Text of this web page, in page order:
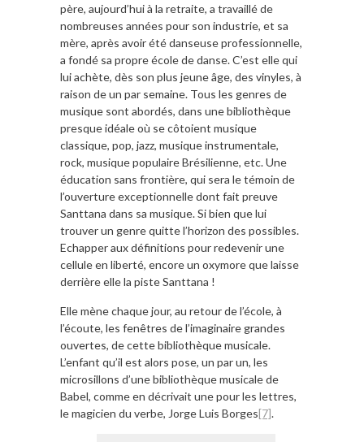
père, aujourd’hui à la retraite, a travaillé de
nombreuses années pour son industrie, et sa
mère, après avoir été danseuse professionnelle,
a fondé sa propre école de danse. C’est elle qui
lui achète, dès son plus jeune âge, des vinyles, à
raison de un par semaine. Tous les genres de
musique sont abordés, dans une bibliothèque
presque idéale où se côtoient musique
classique, pop, jazz, musique instrumentale,
rock, musique populaire Brésilienne, etc. Une
éducation sans frontière, qui sera le témoin de
l’ouverture exceptionnelle dont fait preuve
Santtana dans sa musique. Si bien que lui
trouver un genre quitte l’horizon des possibles.
Echapper aux définitions pour redevenir une
cellule en liberté, encore un oxymore que laisse
derrière elle la piste Santtana !
Elle mène chaque jour, au retour de l’école, à
l’écoute, les fenêtres de l’imaginaire grandes
ouvertes, de cette bibliothèque musicale.
L’enfant qu’il est alors pose, un par un, les
microsillons d’une bibliothèque musicale de
Babel, comme en décrivait une pour les lettres,
le magicien du verbe, Jorge Luis Borges[7].